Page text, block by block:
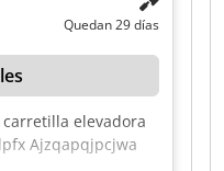
Quedan 29 días
elevadora
Ajzqapqjpcjwa
con cargador